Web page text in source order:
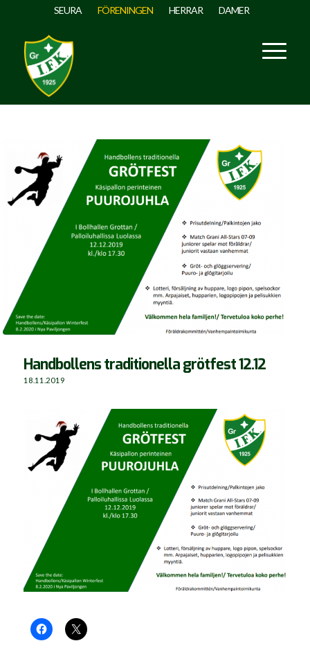
SEURA FÖRENINGEN HERRAR DAMER
Handbollens traditionella grötfest 12.12
18.11.2019